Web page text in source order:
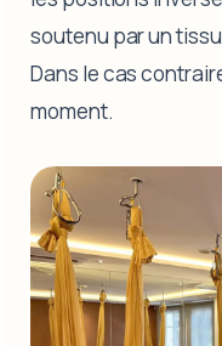
soutenu par un
Dans le cas
moment.